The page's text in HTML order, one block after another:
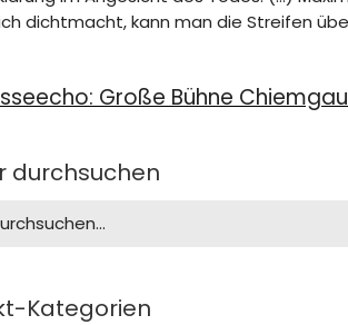
dichtmacht, kann man die Streifen
Große Bühne Chiemgau
durchsuchen
Kategorien